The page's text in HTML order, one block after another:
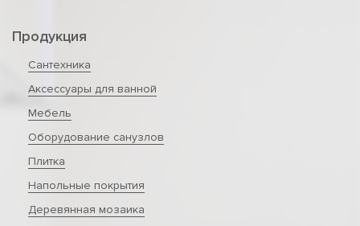
Продукция
Сантехника
Аксессуары для ванной
Мебель
Оборудование санузлов
Плитка
Напольные покрытия
Деревянная мозаика